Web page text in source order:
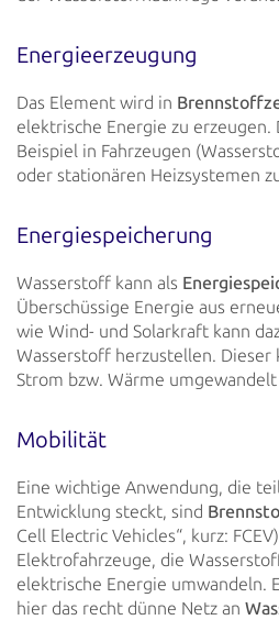
Energieerzeugung
Das Element wird in
elektrische Energie zu erzeugen.
Beispiel in Fahrzeugen
oder stationären Heizsystemen
Energiespeicherung
Wasserstoff kann als
Überschüssige Energie aus
wie Wind- und Solarkraft kann
Wasserstoff herzustellen. Dieser
Strom bzw. Wärme
Mobilität
Eine wichtige Anwendung, die
Entwicklung steckt, sind
Cell Electric Vehicles“, kurz:
Elektrofahrzeuge, die
elektrische Energie umwandeln.
hier das recht dünne Netz an